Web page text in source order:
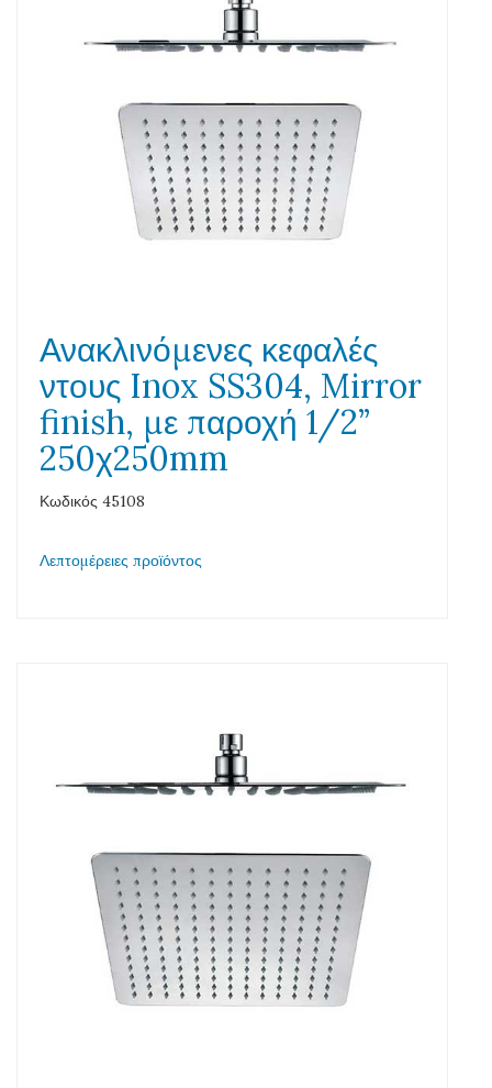
Ανακλινόμενες κεφαλές
ντους Inox SS304, Mirror
finish, με παροχή 1/2”
250χ250mm
Κωδικός 45108
Λεπτομέρειες προϊόντος